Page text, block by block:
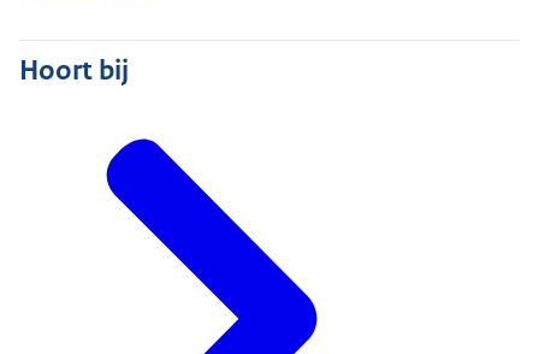
Hoort bij